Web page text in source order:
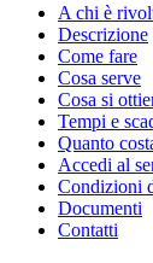
A chi è
Descrizione
Come fare
Cosa serve
Cosa si
Tempi e
Quanto
Accedi al
Condizioni
Documenti
Contatti